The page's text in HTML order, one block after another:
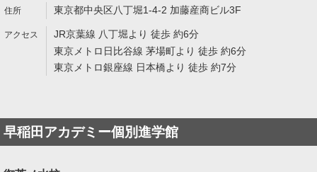
東京都中央区八丁堀1-4-2 加藤産商ビル3F
JR京葉線 八丁堀より 徒歩 約6分
東京メトロ日比谷線 茅場町より 徒歩 約6分
東京メトロ銀座線 日本橋より 徒歩 約7分
早稲田アカデミー個別進学館